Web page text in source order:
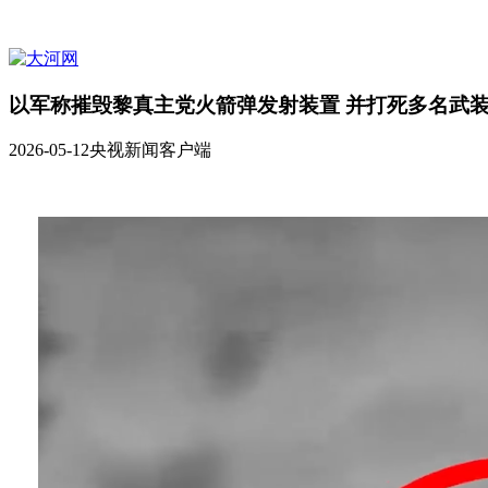
以军称摧毁黎真主党火箭弹发射装置 并打死多名武
2026-05-12央视新闻客户端